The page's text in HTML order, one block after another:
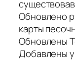
Обновлено
карты
Обновлены
Добавлены